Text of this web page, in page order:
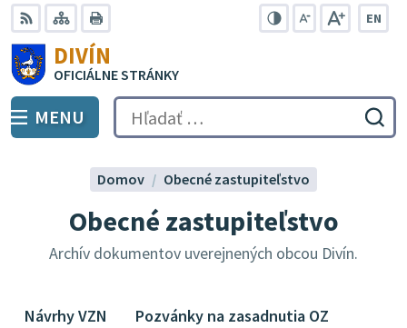
Preskočiť
na
obsah
RSS Mapa
EN
DIVÍN
OFICIÁLNE STRÁNKY
PREPNÚŤ
MENU Hľadať:
Obecné zastupiteľstvo
Archív dokumentov uverejnených obcou Divín.
Domov Obecné zastupiteľstvo
Návrhy VZN
Pozvánky na zasadnutia OZ